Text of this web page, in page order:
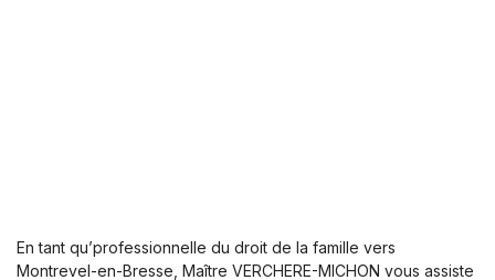
En tant qu’professionnelle du droit de la famille vers
Montrevel-en-Bresse, Maître VERCHERE-MICHON vous assiste